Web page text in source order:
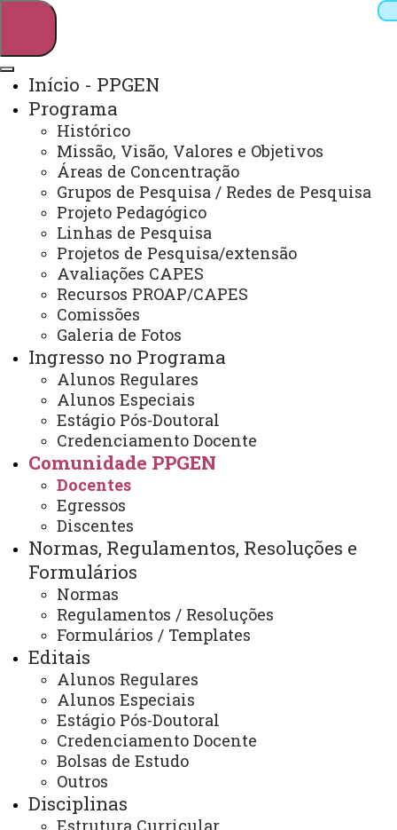
Webmail Sistemas
Telefones
Arquivo Virtual
Campus
Início - PPGEN
Programa
Histórico
Missão, Visão, Valores e Objetivos
Áreas de Concentração
Grupos de Pesquisa / Redes de Pesquisa
Projeto Pedagógico
Linhas de Pesquisa
Projetos de Pesquisa/extensão
Avaliações CAPES
Recursos PROAP/CAPES
Comissões
Galeria de Fotos
Ingresso no Programa
Alunos Regulares
Alunos Especiais
Estágio Pós-Doutoral
Credenciamento Docente
Comunidade PPGEN
Docentes
Egressos
Discentes
Normas, Regulamentos, Resoluções e
Formulários
Normas
Regulamentos / Resoluções
Formulários / Templates
Editais
Alunos Regulares
Alunos Especiais
Estágio Pós-Doutoral
Credenciamento Docente
Bolsas de Estudo
Outros
Disciplinas
Estrutura Curricular
Mestrado em Ensino
Docentes
Docentes Permanentes:
Profª Drª Adriana Zilly- Linha de pesquisa: Ensino em
Ciências e Matemática.